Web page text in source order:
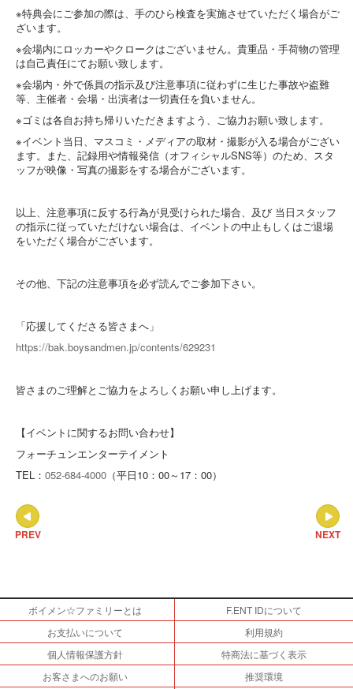
※特典会にご参加の際は、手のひら検査を実施させていただく場合がご
ざいます。
※会場内にロッカーやクロークはございません。貴重品・手荷物の管理
は自己責任にてお願い致します。
※会場内・外で係員の指示及び注意事項に従わずに生じた事故や盗難
等、主催者・会場・出演者は一切責任を負いません。
※ゴミは各自お持ち帰りいただきますよう、ご協力お願い致します。
※イベント当日、マスコミ・メディアの取材・撮影が入る場合がござい
ます。また、記録用や情報発信（オフィシャルSNS等）のため、スタ
ッフが映像・写真の撮影をする場合がございます。
以上、注意事項に反する行為が見受けられた場合、及び 当日スタッフ
の指示に従っていただけない場合は、イベントの中止もしくはご退場
をいただく場合がございます。
その他、下記の注意事項を必ず読んでご参加下さい。
「応援してくださる皆さまへ」
https://bak.boysandmen.jp/contents/629231
皆さまのご理解とご協力をよろしくお願い申し上げます。
【イベントに関するお問い合わせ】
フォーチュンエンターテイメント
TEL： 052-684-4000 （平日10：00～17：00）
NEXT
PREV
ボイメン☆ファミリーとは
F.ENT IDについて
お支払いについて
利用規約
個人情報保護方針
特商法に基づく表示
お客さまへのお願い
推奨環境